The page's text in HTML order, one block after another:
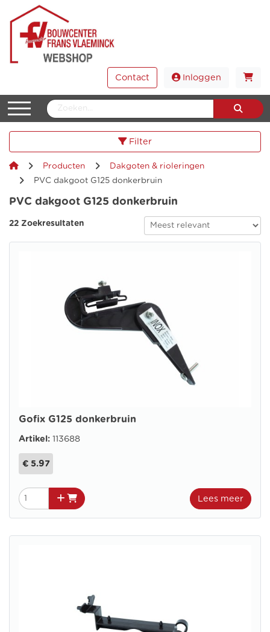
Contact Inloggen
Filter
Producten
Dakgoten & rioleringen
PVC dakgoot G125 donkerbruin
PVC dakgoot G125 donkerbruin
22 Zoekresultaten
Gofix G125 donkerbruin
Artikel: 113688
€ 5.97
Lees meer